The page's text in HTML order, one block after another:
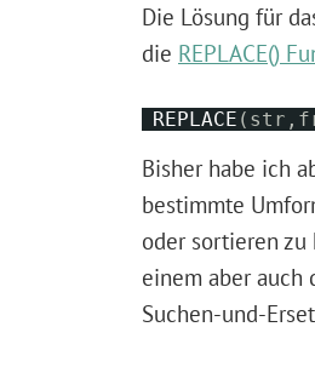
Die Lösung für
die REPLACE()
REPLACE
Bisher habe ich
bestimmte
oder sortieren zu
einem aber auch
Suchen-und-